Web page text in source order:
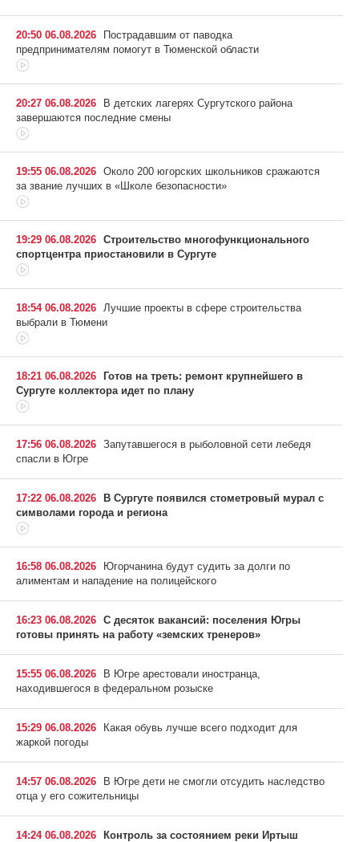
20:50 06.08.2026
Пострадавшим от паводка
предпринимателям помогут в Тюменской области
20:27 06.08.2026
В детских лагерях Сургутского района
завершаются последние смены
19:55 06.08.2026 Около 200 югорских школьников сражаются
за звание лучших в «Школе безопасности»
19:29 06.08.2026 Строительство многофункционального
спортцентра приостановили в Сургуте
18:54 06.08.2026
Лучшие проекты в сфере строительства
выбрали в Тюмени
18:21 06.08.2026 Готов на треть: ремонт крупнейшего в
Сургуте коллектора идет по плану
17:56 06.08.2026 Запутавшегося в рыболовной сети лебедя
спасли в Югре
17:22 06.08.2026 В Сургуте появился стометровый мурал с
символами города и региона
16:58 06.08.2026
Югорчанина будут судить за долги по
алиментам и нападение на полицейского
16:23 06.08.2026 С десяток вакансий: поселения Югры
готовы принять на работу «земских тренеров»
15:55 06.08.2026
В Югре арестовали иностранца,
находившегося в федеральном розыске
15:29 06.08.2026
Какая обувь лучше всего подходит для
жаркой погоды
14:57 06.08.2026
В Югре дети не смогли отсудить наследство
отца у его сожительницы
14:24 06.08.2026 Контроль за состоянием реки Иртыш